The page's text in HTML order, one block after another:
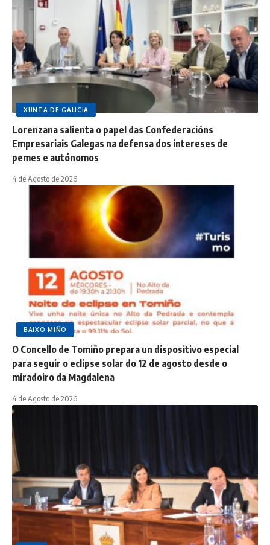
XUNTA DE GALICIA
Lorenzana salienta o papel das Confederacións
Empresariais Galegas na defensa dos intereses de
pemes e autónomos
4 de Agosto de 2026
BAIXO MIÑO
O Concello de Tomiño prepara un dispositivo especial
para seguir o eclipse solar do 12 de agosto desde o
miradoiro da Magdalena
4 de Agosto de 2026